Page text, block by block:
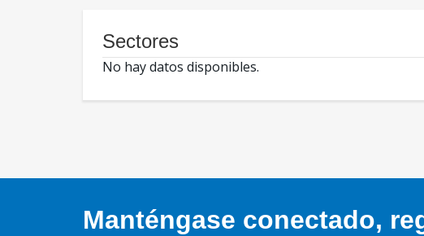
Sectores
No hay datos disponibles.
Manténgase conectado,